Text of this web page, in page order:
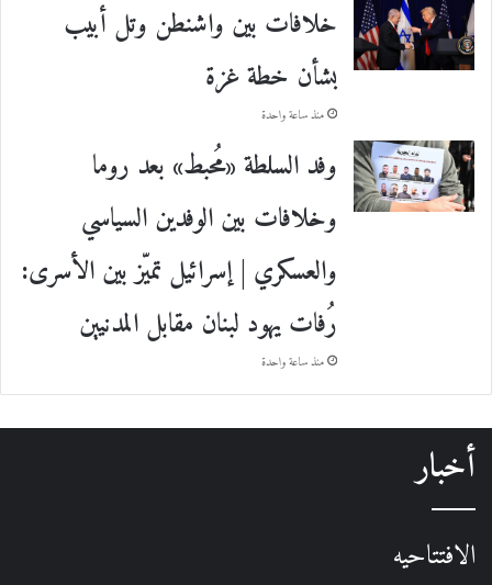
خلافات بين واشنطن وتل أبيب
بشأن خطة غزة
منذ ساعة واحدة
وفد السلطة «مُحبط» بعد روما
وخلافات بين الوفدين السياسي
والعسكري | إسرائيل تميّز بين الأسرى:
رُفات يهود لبنان مقابل المدنيين
منذ ساعة واحدة
أخبار
الافتتاحيه